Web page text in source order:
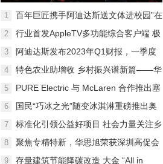
京启动
1
百年巨匠携手阿迪达斯送文体进校园”在
2
行业首发AppleTV多功能综合客户端 极
3
阿迪达斯发布2023年Q1财报，一季度
4
特色农业助增收 乡村振兴谱新篇——华
5
PURE Electric 与 McLaren 合作推出塞
6
国民“巧冰之光”随变冰淇淋重磅推出奥
7
标准化引领公益好项目 社会力量关注乡
8
聚焦专精特新，华思旭荣获深圳高促会
9
存量建筑节能降碳改造 大金 “All in